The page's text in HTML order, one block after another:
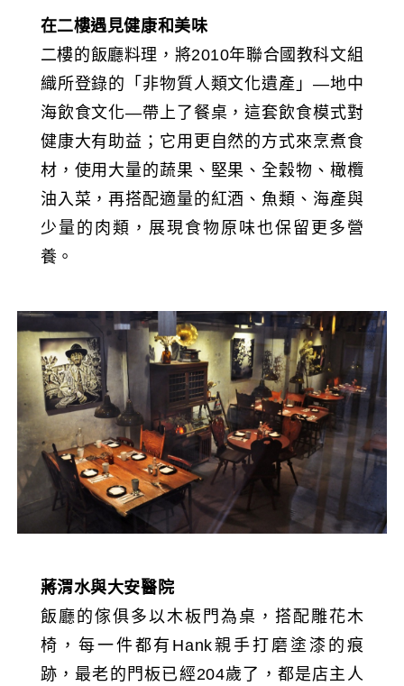
在二樓遇見健康和美味
二樓的飯廳料理，將2010年聯合國教科文組
織所登錄的「非物質人類文化遺產」—地中
海飲食文化—帶上了餐桌，這套飲食模式對
健康大有助益；它用更自然的方式來烹煮食
材，使用大量的蔬果、堅果、全穀物、橄欖
油入菜，再搭配適量的紅酒、魚類、海產與
少量的肉類，展現食物原味也保留更多營
養。
蔣渭水與大安醫院
飯廳的傢俱多以木板門為桌，搭配雕花木
椅，每一件都有Hank親手打磨塗漆的痕
跡，最老的門板已經204歲了，都是店主人